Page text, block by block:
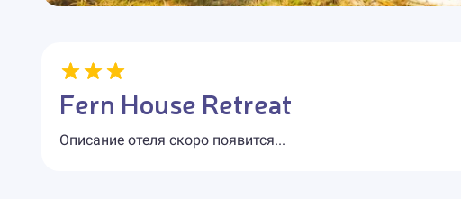
Fern House Retreat
Описание отеля скоро появится...